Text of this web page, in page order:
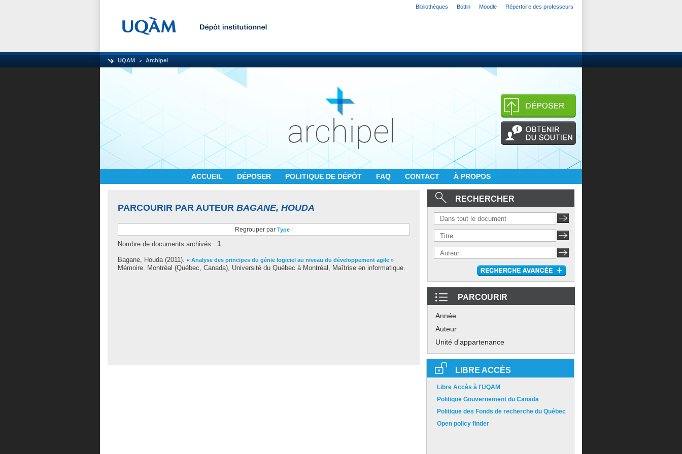
Bibliothèques Bottin Moodle Répertoire des professeurs
UQAM Archipel
ACCUEIL DÉPOSER POLITIQUE DE DÉPÔT FAQ CONTACT À PROPOS
PARCOURIR PAR AUTEUR BAGANE, HOUDA
Regrouper par Type
Nombre de documents archivés : 1.
Bagane, Houda(2011). « Analyse des principes du génie logiciel au niveau du développement agile »
Mémoire. Montréal (Québec, Canada), Université du Québec à Montréal, Maîtrise en informatique.
RECHERCHER
PARCOURIR
Année
Auteur
Unité d'appartenance
LIBRE ACCÈS
Libre Accès à l'UQAM
Politique Gouvernement du Canada
Politique des Fonds de recherche du Québec
Open policy finder